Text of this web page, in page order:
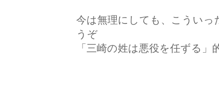
今は無理にしても、こうい
うぞ
「三崎の姓は悪役を任ずる